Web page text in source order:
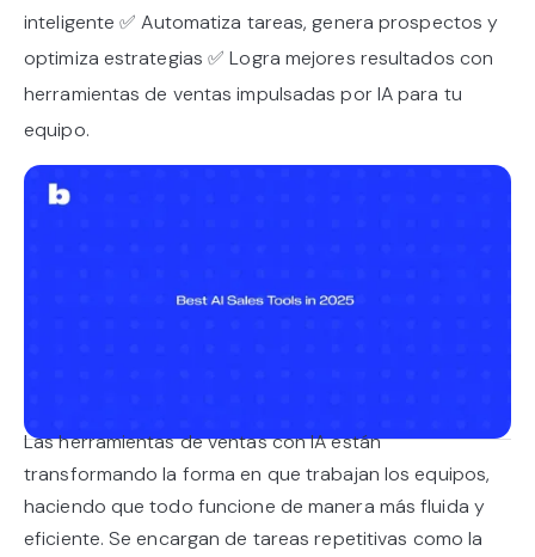
inteligente ✅ Automatiza tareas, genera prospectos y
optimiza estrategias ✅ Logra mejores resultados con
herramientas de ventas impulsadas por IA para tu
equipo.
Las herramientas de ventas con IA están
transformando la forma en que trabajan los equipos,
haciendo que todo funcione de manera más fluida y
eficiente. Se encargan de tareas repetitivas como la